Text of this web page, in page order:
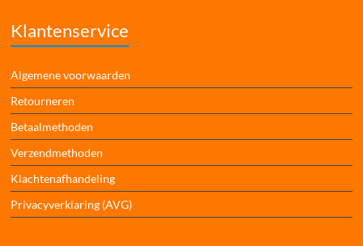
Klantenservice
Algemene voorwaarden
Retourneren
Betaalmethoden
Verzendmethoden
Klachtenafhandeling
Privacyverklaring (AVG)